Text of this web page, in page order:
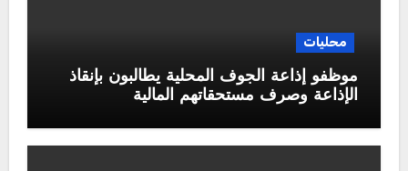
محليات
موظفو إذاعة الجوف المحلية يطالبون بإنقاذ
الإذاعة وصرف مستحقاتهم المالية